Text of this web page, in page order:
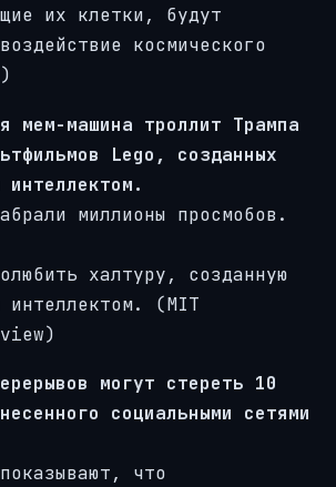
их клетки, будут
космического
мем-машина троллит Трампа
Lego, созданных
интеллектом.
миллионы просмобов.
халтуру, созданную
интеллектом. (MIT
могут стереть 10
социальными сетями
что